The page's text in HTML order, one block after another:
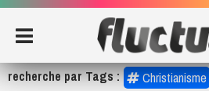
recherche par Tags : Christianisme